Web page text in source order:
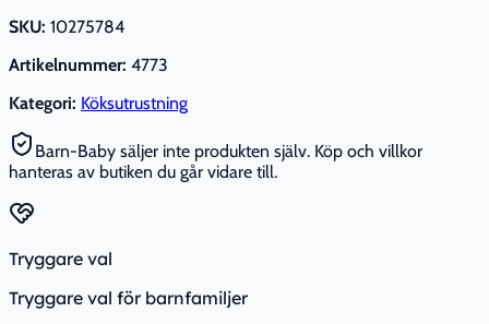
SKU: 10275784
Artikelnummer: 4773
Kategori: Köksutrustning
Barn-Baby säljer inte produkten själv. Köp och villkor
hanteras av butiken du går vidare till.
Tryggare val
Tryggare val för barnfamiljer